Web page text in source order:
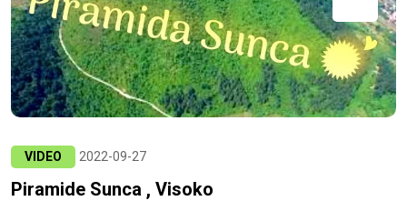
VIDEO 2022-09-27
Piramide Sunca , Visoko